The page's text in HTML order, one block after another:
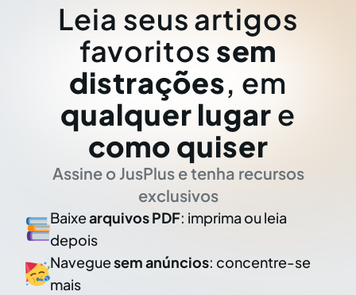
Leia seus artigos
favoritos sem
distrações, em
qualquer lugar e
como quiser
Assine o JusPlus e tenha recursos
exclusivos
Baixearquivos PDF: imprima ou leia
depois
Naveguesem anúncios: concentre-se
mais